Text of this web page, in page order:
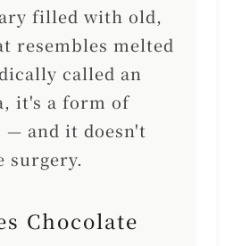
filled with old,
resembles melted
called an
it's a form of
— and it doesn't
surgery.
Chocolate